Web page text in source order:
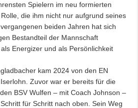
Spielern im neu formierten
die ihm nicht nur aufgrund seines
beiden Jahren hat sich
Bestandteil der Mannschaft
Energizer und als Persönlichkeit
kam 2024 von den EN
Zuvor war er bereits für die
BSV Wulfen – mit Coach Johnson –
für Schritt nach oben. Sein Weg